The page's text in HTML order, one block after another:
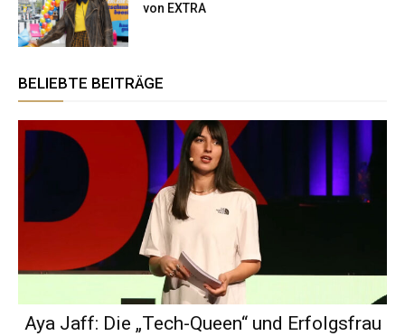
von EXTRA
BELIEBTE BEITRÄGE
Aya Jaff: Die „Tech-Queen“ und Erfolgsfrau